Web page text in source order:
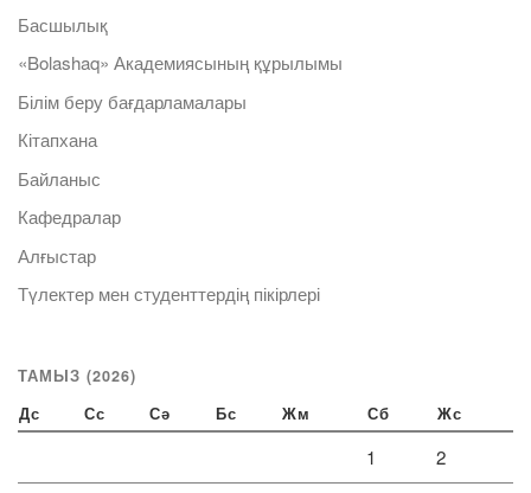
Басшылық
«Bolashaq» Академиясының құрылымы
Білім беру бағдарламалары
Кітапхана
Байланыс
Кафедралар
Алғыстар
Түлектер мен студенттердің пікірлері
ТАМЫЗ (2026)
Дс Сс Сә Бс Жм Сб Жс
1 2